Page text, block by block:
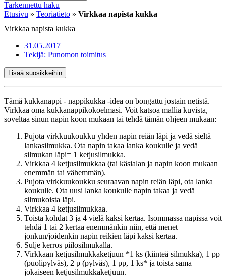
Tarkennettu haku
Etusivu » Teoriatieto » Virkkaa napista kukka
Virkkaa napista kukka
31.05.2017
Tekijä: Punomon toimitus
Lisää suosikkeihin
Tämä kukkanappi - nappikukka -idea on bongattu jostain netistä.
Virkkaa oma kukkanappikokoelmasi. Voit katsoa mallia kuvista,
soveltaa sinun napin koon mukaan tai tehdä tämän ohjeen mukaan:
Pujota virkkuukoukku yhden napin reiän läpi ja vedä sieltä
lankasilmukka. Ota napin takaa lanka koukulle ja vedä
silmukan läpi= 1 ketjusilmukka.
Virkkaa 4 ketjusilmukkaa (tai käsialan ja napin koon mukaan
enemmän tai vähemmän).
Pujota virkkuukoukku seuraavan napin reiän läpi, ota lanka
koukulle. Ota uusi lanka koukulle napin takaa ja vedä
silmukoista läpi.
Virkkaa 4 ketjusilmukkaa.
Toista kohdat 3 ja 4 vielä kaksi kertaa. Isommassa napissa voit
tehdä 1 tai 2 kertaa enemmänkin niin, että menet
jonkun/joidenkin napin reikien läpi kaksi kertaa.
Sulje kerros piilosilmukalla.
Virkkaan ketjusilmukkaketjuun *1 ks (kiinteä silmukka), 1 pp
(puolipylväs), 2 p (pylväs), 1 pp, 1 ks* ja toista sama
jokaiseen ketjusilmukkaketjuun.